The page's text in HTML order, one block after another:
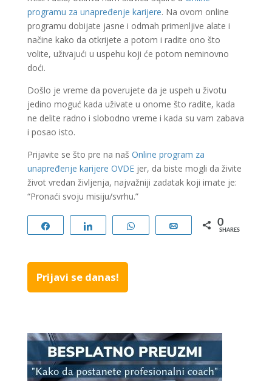
programu za unapređenje karijere. Na ovom online
programu dobijate jasne i odmah primenljive alate i
načine kako da otkrijete a potom i radite ono što
volite, uživajući u uspehu koji će potom neminovno
doći.
Došlo je vreme da poverujete da je uspeh u životu
jedino moguć kada uživate u onome što radite, kada
ne delite radno i slobodno vreme i kada su vam zabava
i posao isto.
Prijavite se što pre na naš Online program za
unapređenje karijere OVDEjer, da biste mogli da živite
život vredan življenja, najvažniji zadatak koji imate je:
“Pronaći svoju misiju/svrhu.”
WhatsApp Email 0
SHARES
Prijavi se danas!